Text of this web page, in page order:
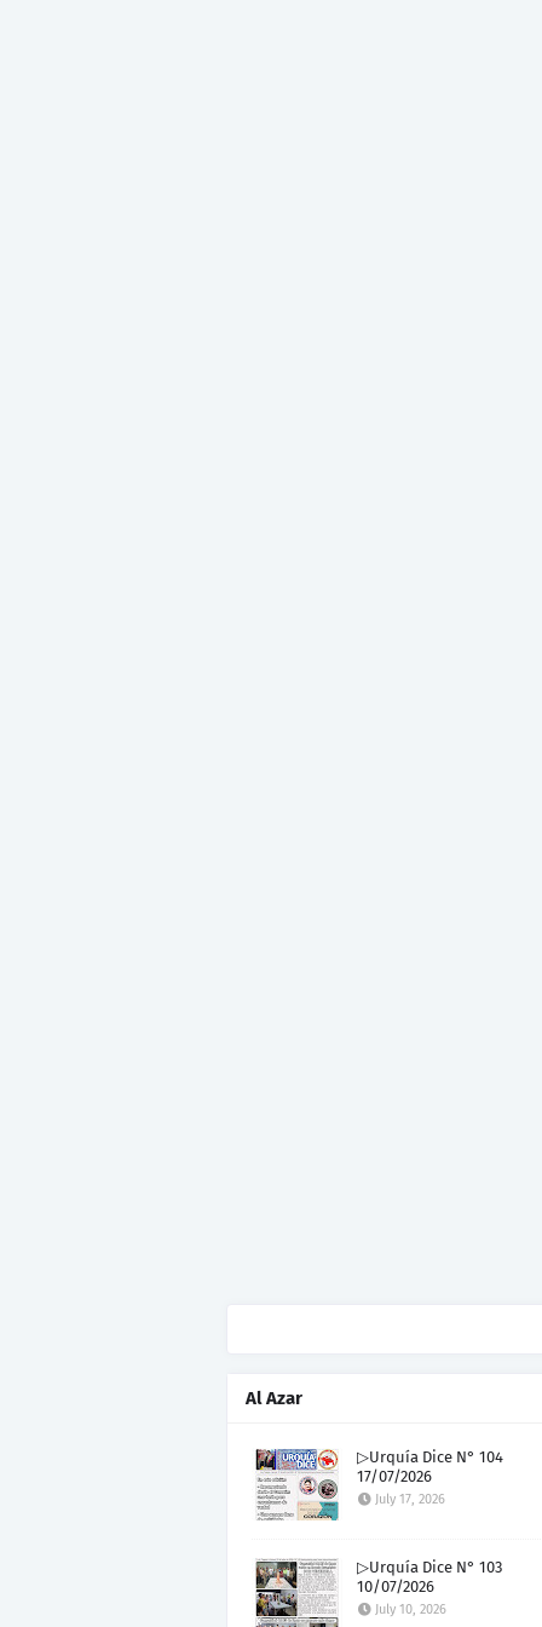
Al Azar
▷Urquía Dice N° 104
17/07/2026
July 17, 2026
▷Urquía Dice N° 103
10/07/2026
July 10, 2026